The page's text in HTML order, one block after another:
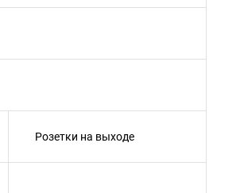
Розетки на выходе